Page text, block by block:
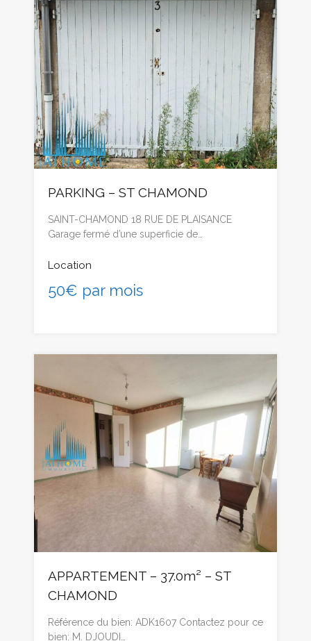
PARKING – ST CHAMOND
SAINT-CHAMOND 18 RUE DE PLAISANCE
Garage fermé d’une superficie de…
Location
50€ par mois
APPARTEMENT – 37.0m² – ST
CHAMOND
Référence du bien: ADK1607 Contactez pour ce
bien: M. DJOUDI…